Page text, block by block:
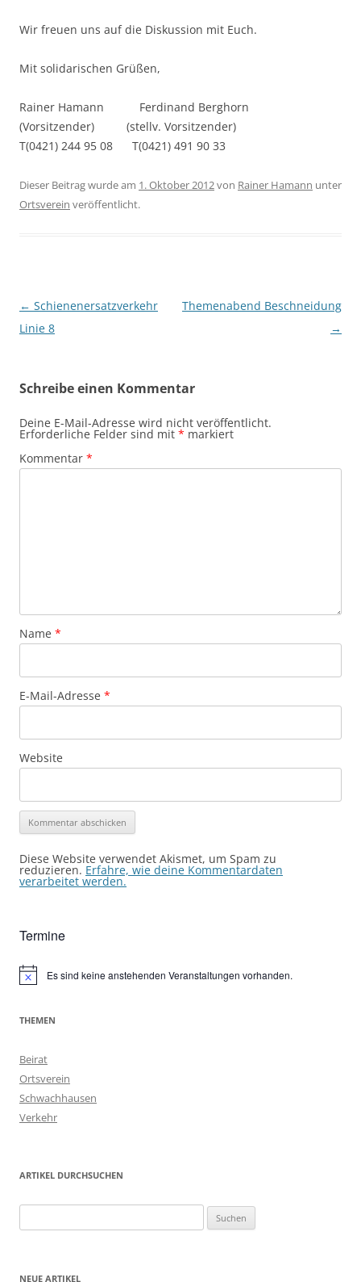
Wir freuen uns auf die Diskussion mit Euch.
Mit solidarischen Grüßen,
Rainer Hamann Ferdinand Berghorn
(Vorsitzender) (stellv. Vorsitzender)
T(0421) 244 95 08 T(0421) 491 90 33
Dieser Beitrag wurde am 1. Oktober 2012von Rainer Hamann unter
Ortsverein veröffentlicht.
Beitragsnavigation
← Schienenersatzverkehr
Linie 8
Themenabend Beschneidung
→
Schreibe einen Kommentar
Deine E-Mail-Adresse wird nicht veröffentlicht.
Erforderliche Felder sind mit * markiert
Kommentar *
Name *
E-Mail-Adresse *
Website
Diese Website verwendet Akismet, um Spam zu
reduzieren. Erfahre, wie deine Kommentardaten
verarbeitet werden.
Termine
HinweisEs sind keine anstehenden Veranstaltungen vorhanden.
THEMEN
Beirat
Ortsverein
Schwachhausen
Verkehr
ARTIKEL DURCHSUCHEN
nach:
NEUE ARTIKEL